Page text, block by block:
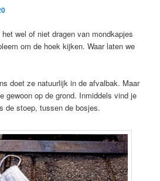
wel of niet dragen van mondkapjes
om de hoek kijken. Waar laten we
doet ze natuurlijk in de afvalbak. Maar
gewoon op de grond. Inmiddels vind je
de stoep, tussen de bosjes.